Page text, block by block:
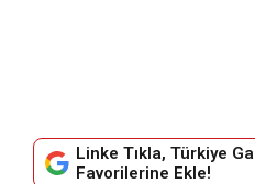
Linke Tıkla, Türkiye
Favorilerine Ekle!